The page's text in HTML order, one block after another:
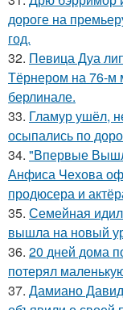
дороге на
год.
32. Певица Дуа
Тёрнером на 76-м
берлинале.
33. Гламур ушёл,
осыпались по
34. "Впервые
Анфиса Чехова
продюсера и
35. Семейная
вышла на новый
36. 20 дней дома
потерял
37. Дамиано